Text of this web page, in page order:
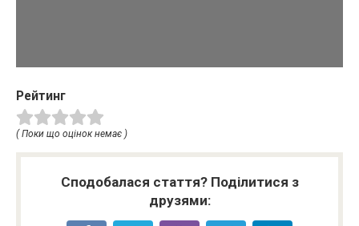
Рейтинг
( Поки що оцінок немає )
Сподобалася стаття? Поділитися з
друзями: